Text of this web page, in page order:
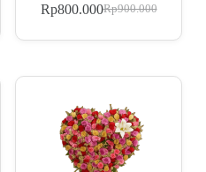
Rp900.000
Rp800.000